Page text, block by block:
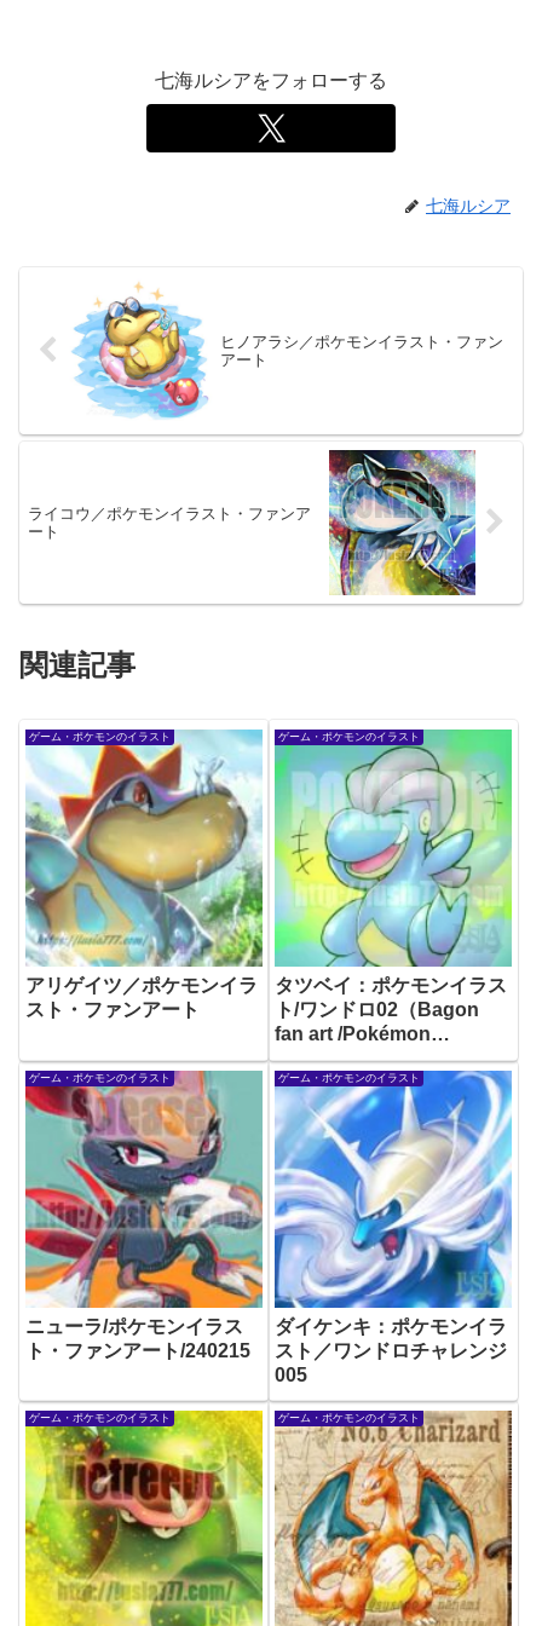
七海ルシアをフォローする
七海ルシア
ヒノアラシ／ポケモンイラスト・ファン
アート
ライコウ／ポケモンイラスト・ファンア
ート
関連記事
ゲーム・ポケモンのイラスト
アリゲイツ／ポケモンイラ
スト・ファンアート
ゲーム・ポケモンのイラスト
タツベイ：ポケモンイラス
ト/ワンドロ02（Bagon
fan art /Pokémon
illustration）
ゲーム・ポケモンのイラスト
ニューラ/ポケモンイラス
ト・ファンアート/240215
ゲーム・ポケモンのイラスト
ダイケンキ：ポケモンイラ
スト／ワンドロチャレンジ
005
ゲーム・ポケモンのイラスト ゲーム・ポケモンのイラスト